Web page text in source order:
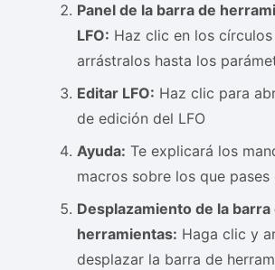
Panel de la barra de
LFO: Haz clic en los
arrástralos hasta los
Editar LFO: Haz clic para
de edición del LFO
Ayuda: Te explicará los
macros sobre los que pases
Desplazamiento de la barra
herramientas: Haga clic y
desplazar la barra de